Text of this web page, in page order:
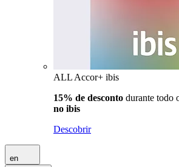
ALL Accor+ ibis
15% de desconto durante todo
no ibis
Descobrir
en